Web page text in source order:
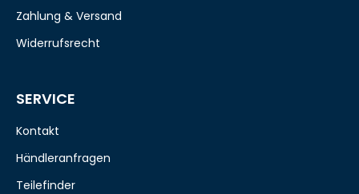
Zahlung & Versand
Widerrufsrecht
SERVICE
Kontakt
Händleranfragen
Teilefinder